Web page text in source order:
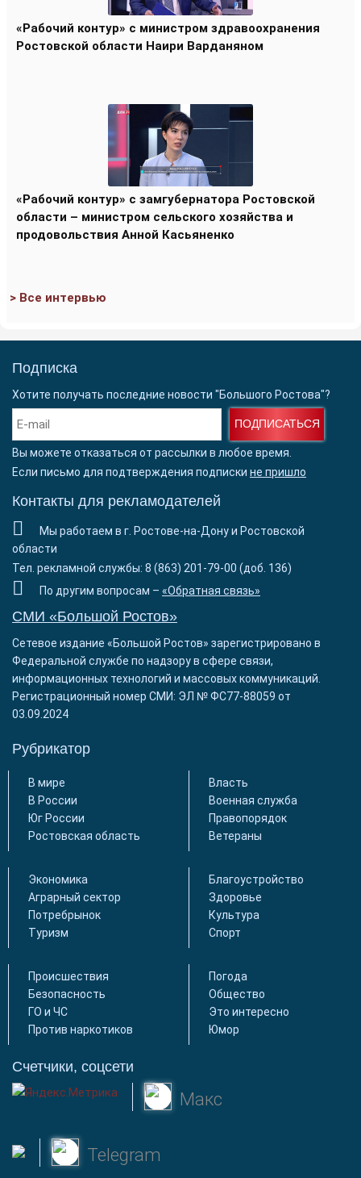
«Рабочий контур» с министром здравоохранения
Ростовской области Наири Варданяном
«Рабочий контур» с замгубернатора Ростовской
области – министром сельского хозяйства и
продовольствия Анной Касьяненко
> Все интервью
Подписка
Хотите получать последние новости "Большого Ростова"?
ПОДПИСАТЬСЯ
Вы можете отказаться от рассылки в любое время.
Если письмо для подтверждения подписки не пришло
Контакты для рекламодателей
Мы работаем в г. Ростове-на-Дону и Ростовской
области
Тел. рекламной службы: 8 (863) 201-79-00 (доб. 136)
По другим вопросам – «Обратная связь»
СМИ «Большой Ростов»
Сетевое издание «Большой Ростов» зарегистрировано в
Федеральной службе по надзору в сфере связи,
информационных технологий и массовых коммуникаций.
Регистрационный номер СМИ: ЭЛ № ФС77-88059 от
03.09.2024
Рубрикатор
В мире
В России
Юг России
Ростовская область
Власть
Военная служба
Правопорядок
Ветераны
Экономика
Аграрный сектор
Потребрынок
Туризм
Благоустройство
Здоровье
Культура
Спорт
Происшествия
Безопасность
ГО и ЧС
Против наркотиков
Погода
Общество
Это интересно
Юмор
Счетчики, соцсети
Макс
Telegram